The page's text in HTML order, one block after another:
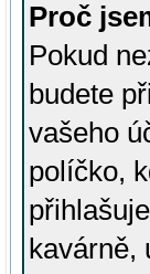
Proč
Pokud
budete
vašeho
políčko,
kavárně,